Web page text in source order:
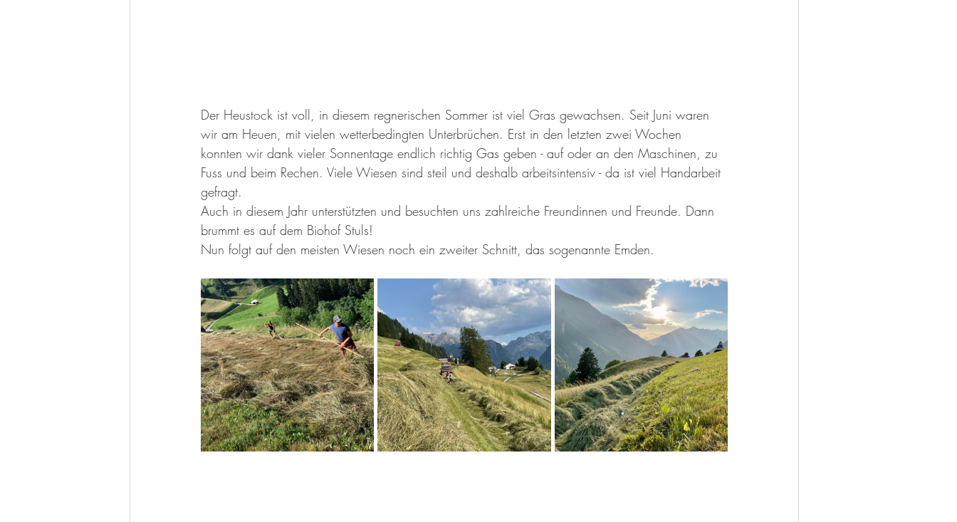
Der Heustock ist voll, in diesem regnerischen Sommer ist viel Gras gewachsen. Seit Juni waren
wir am Heuen, mit vielen wetterbedingten Unterbrüchen. Erst in den letzten zwei Wochen
konnten wir dank vieler Sonnentage endlich richtig Gas geben - auf oder an den Maschinen, zu
Fuss und beim Rechen. Viele Wiesen sind steil und deshalb arbeitsintensiv - da ist viel Handarbeit
gefragt.
Auch in diesem Jahr unterstützten und besuchten uns zahlreiche Freundinnen und Freunde. Dann
brummt es auf dem Biohof Stuls!
Nun folgt auf den meisten Wiesen noch ein zweiter Schnitt, das sogenannte Emden.